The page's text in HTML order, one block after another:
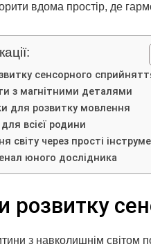
вдома простір, де
сенсорного
з магнітними деталями
для розвитку мовлення
для всієї родини
світу через прості
юного дослідника
розвитку
з навколишнім світом